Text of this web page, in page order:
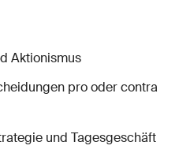
Aktionismus
pro oder contra
und Tagesgeschäft